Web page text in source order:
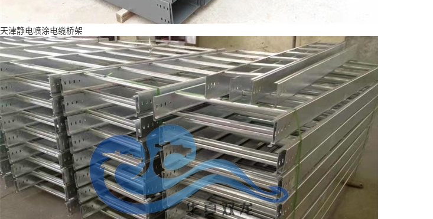
天津静电喷涂电缆桥架